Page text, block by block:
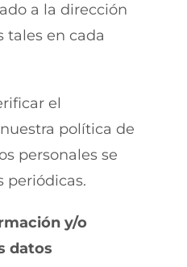
a la dirección
tales en cada
el
política de
personales se
periódicas.
y/o
datos